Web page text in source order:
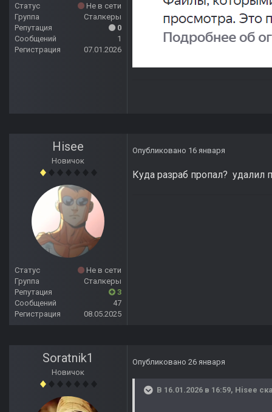
Статус
Не в сети
Группа
Сталкеры
Репутация
0
Сообщений
1
Регистрация
07.01.2026
Hisee
Новичок
Статус
Не в сети
Группа
Сталкеры
Репутация
3
Сообщений
47
Регистрация
08.05.2025
Опубликовано 16 января
Куда разраб пропал?
Soratnik1
Новичок
Опубликовано 26 января
В 16.01.2026 в 16:59, Hisee